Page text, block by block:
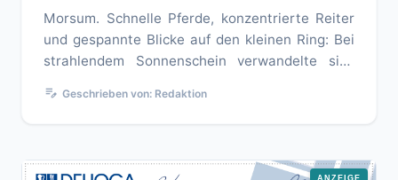
Morsum. Schnelle Pferde, konzentrierte Reiter
und gespannte Blicke auf den kleinen Ring: Bei
strahlendem Sonnenschein verwandelte sich
edit_note Geschrieben von: Redaktion